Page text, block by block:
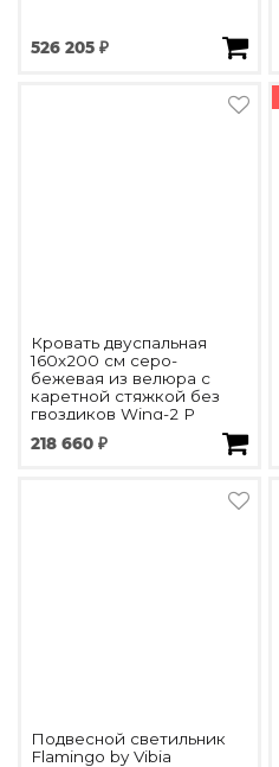
526 205 ₽
Кровать двуспальная
160х200 см серо-
бежевая из велюра с
каретной стяжкой без
гвоздиков Wing-2 Р
218 660 ₽
Подвесной светильник
Flamingo by Vibia